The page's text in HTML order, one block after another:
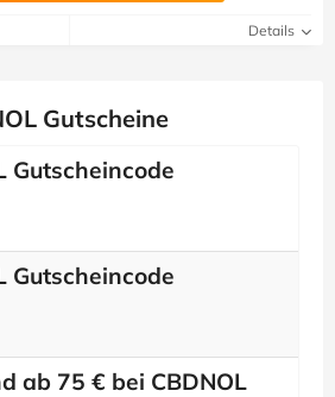
Details
Gutscheine
Gutscheincode
Gutscheincode
ab 75 € bei CBDNOL